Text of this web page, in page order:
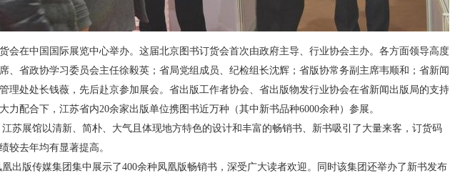
在中国国际展览中心举办。这届北京图书订货会首次由政府主导、行业协会主办。各方面领导高度
、省政协学习委员会主任徐毅英；省局党组成员、纪检组长沈辉；省版协常务副主席韦顺和；省新闻
理处处长钱薇，先后赴京参加展会。省出版工作者协会、省出版物发行业协会在省新闻出版 局的支持
力配合下，江苏省内20余家出版单位携图书近万种（其中新书品种6000余种）参展。
展馆以清新、简朴、大气且体现地方特色的设计和丰富的畅销书、新书吸引了大量来客，订货码
较去年均有显著提高。
版传媒集团集中展示了400余种凤凰版畅销书，深受广大读者欢迎。同时该集团还举办了新书发布